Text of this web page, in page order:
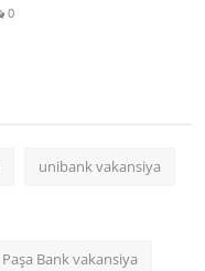
0
unibank vakansiya
Paşa Bank vakansiya